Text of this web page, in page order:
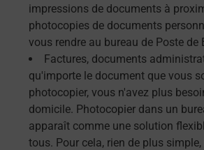
impressions de documents à
photocopies de documents
vous rendre au bureau de Poste de
Factures, documents
qu'importe le document que vous
photocopier, vous n'avez plus
domicile. Photocopier dans un
apparaît comme une solution
tous. Pour cela, rien de plus